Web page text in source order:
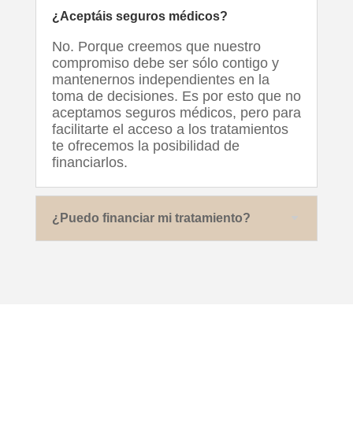
¿Aceptáis seguros médicos?
No. Porque creemos que nuestro
compromiso debe ser sólo contigo y
mantenernos independientes en la
toma de decisiones. Es por esto que no
aceptamos seguros médicos, pero para
facilitarte el acceso a los tratamientos
te ofrecemos la posibilidad de
financiarlos.
¿Puedo financiar mi tratamiento?